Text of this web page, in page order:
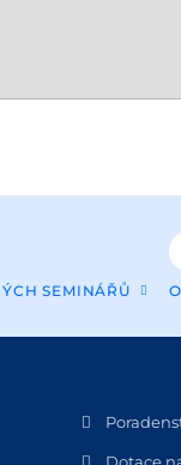
SEMINÁŘŮ